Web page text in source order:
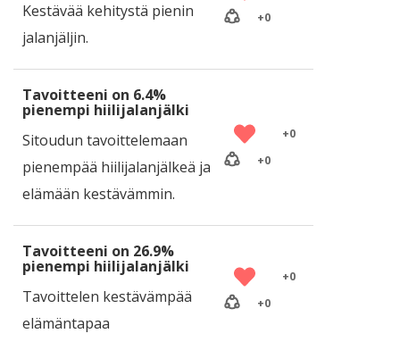
Kestävää kehitystä pienin
jalanjäljin.
+0
Tavoitteeni on 6.4%
pienempi hiilijalanjälki
Sitoudun tavoittelemaan
pienempää hiilijalanjälkeä ja
elämään kestävämmin.
+0
+0
Tavoitteeni on 26.9%
pienempi hiilijalanjälki
Tavoittelen kestävämpää
elämäntapaa
+0
+0